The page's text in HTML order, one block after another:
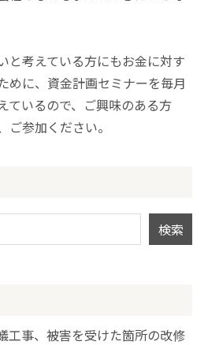
と考えている方にもお金に対す
に、 資金計画セミナーを毎月
ているので、ご興味のある方
参加ください。
工事、被害を受けた箇所の改修